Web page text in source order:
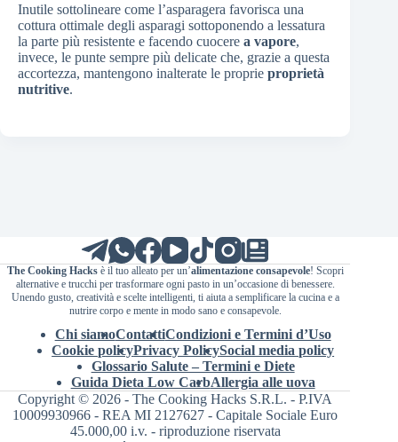
Inutile sottolineare come l’asparagera favorisca una
cottura ottimale degli asparagi sottoponendo a lessatura
la parte più resistente e facendo cuocere a vapore,
invece, le punte sempre più delicate che, grazie a questa
accortezza, mantengono inalterate le proprie proprietà
nutritive.
The Cooking Hacksè il tuo alleato per un’alimentazione consapevole! Scopri
alternative e trucchi per trasformare ogni pasto in un’occasione di benessere.
Unendo gusto, creatività e scelte intelligenti, ti aiuta a semplificare la cucina e a
nutrire corpo e mente in modo sano e consapevole.
Chi siamoContattiCondizioni e Termini d’Uso
Cookie policyPrivacy PolicySocial media policy
Glossario Salute – Termini e Diete
Guida Dieta Low CarbAllergia alle uova
Copyright © 2026 - The Cooking Hacks S.R.L. - P.IVA
10009930966 - REA MI 2127627 - Capitale Sociale Euro
45.000,00 i.v. - riproduzione riservata